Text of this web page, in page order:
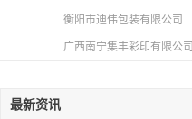
衡阳市迪伟包装有限公司
广西南宁集丰彩印有限公司
最新资讯